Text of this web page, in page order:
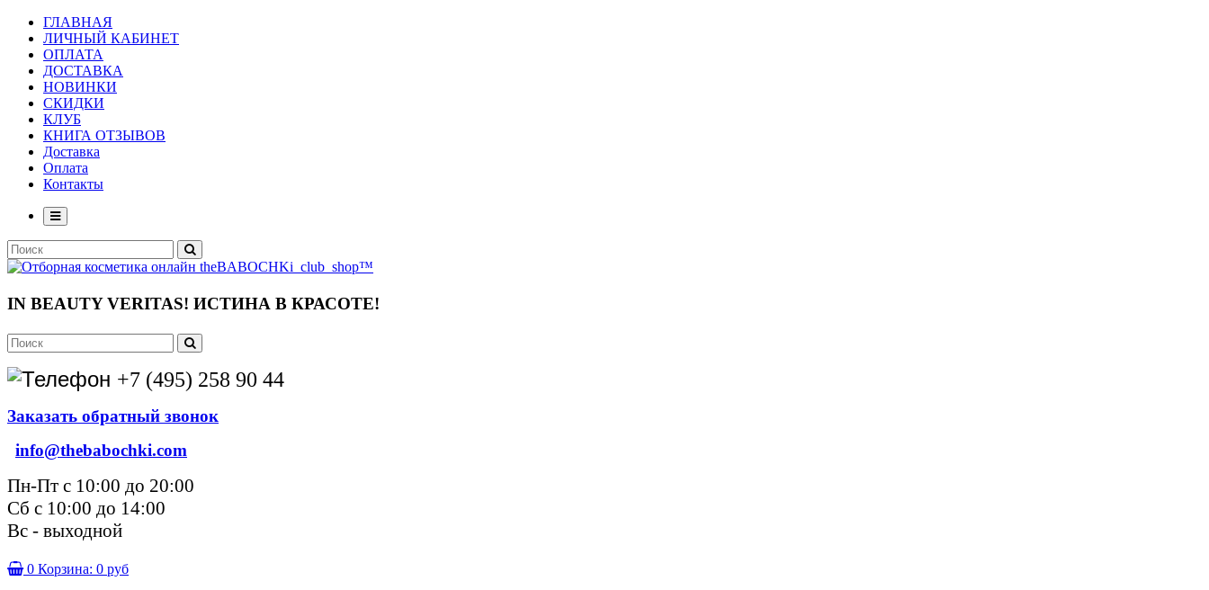
ГЛАВНАЯ
ЛИЧНЫЙ КАБИНЕТ
ОПЛАТА
ДОСТАВКА
НОВИНКИ
СКИДКИ
КЛУБ
КНИГА ОТЗЫВОВ
Доставка
Оплата
Контакты
IN BEAUTY VERITAS! ИСТИНА В КРАСОТЕ!
+7 (495) 258 90 44
Заказать обратный звонок
info@thebabochki.com
Пн-Пт с 10:00 до 20:00
Сб с 10:00 до 14:00
Вс - выходной
0 Корзина: 0 руб